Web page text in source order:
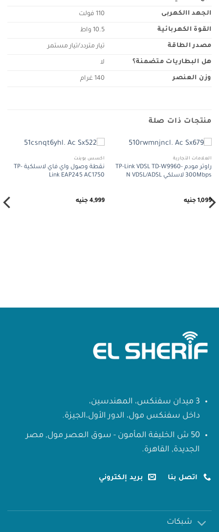
الجهد االكهربى 110 فولت
القوة الكهربائية ‎10.5 واط
مصدر الطاقة
هل البطاريات متضمنة؟
وزن العنصر ‎140 غرام
منتجات ذات صلة
العلامات التجارية
راوتر مودم TP-Link VDSL TD-W9960-
300Mbps لاسلكي N VDSL/ADSL
1,099 جنيه
اكسس بوينت
نقطة وصول واي فاي لاسلكية TP-
Link EAP245 AC1750
4,999 جنيه
3 ميدان سفنكس، المهندسين،
داخل سفنكس مول، الدور الأول،الجيزة.
50 ش الخليفة المأمون - سوق العصر مول, مصر
الجديدة, القاهرة.
اتصل بنا بريد إلكتروني
شبكات